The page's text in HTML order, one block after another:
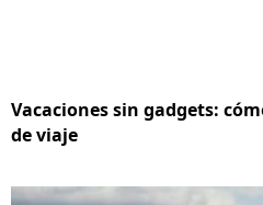
Vacaciones sin gadgets:
de viaje